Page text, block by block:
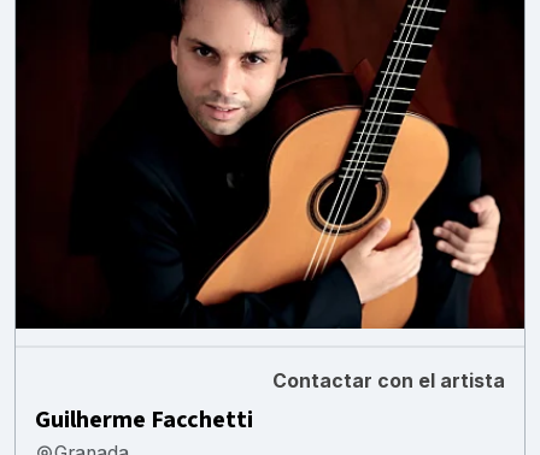
Contactar con el artista
Guilherme Facchetti